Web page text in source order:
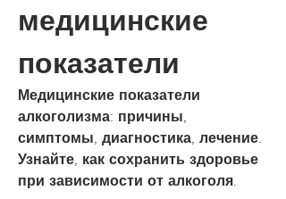
медицинские
показатели
Медицинские показатели
алкоголизма: причины,
симптомы, диагностика, лечение.
Узнайте, как сохранить здоровье
при зависимости от алкоголя.